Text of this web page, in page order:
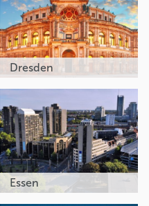
Dresden
Essen